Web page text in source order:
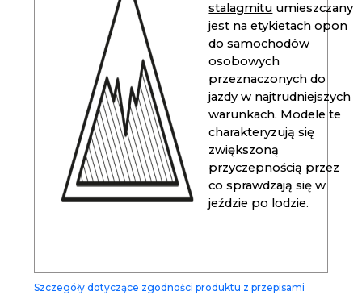
stalagmitu umieszczany
jest na etykietach opon
do samochodów
osobowych
przeznaczonych do
jazdy w najtrudniejszych
warunkach. Modele te
charakteryzują się
zwiększoną
przyczepnością przez
co sprawdzają się w
jeździe po lodzie.
Szczegóły dotyczące zgodności produktu z przepisami